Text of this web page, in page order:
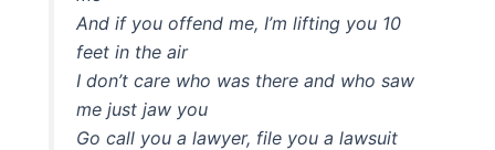
And if you offend me, I’m lifting you 10
feet in the air
I don’t care who was there and who saw
me just jaw you
Go call you a lawyer, file you a lawsuit